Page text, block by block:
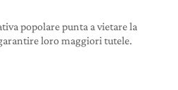
popolare punta a vietare la
loro maggiori tutele.